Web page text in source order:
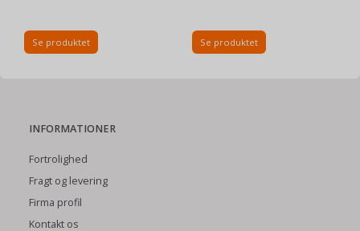
Se produktet Se produktet
INFORMATIONER
Fortrolighed
Fragt og levering
Firma profil
Kontakt os